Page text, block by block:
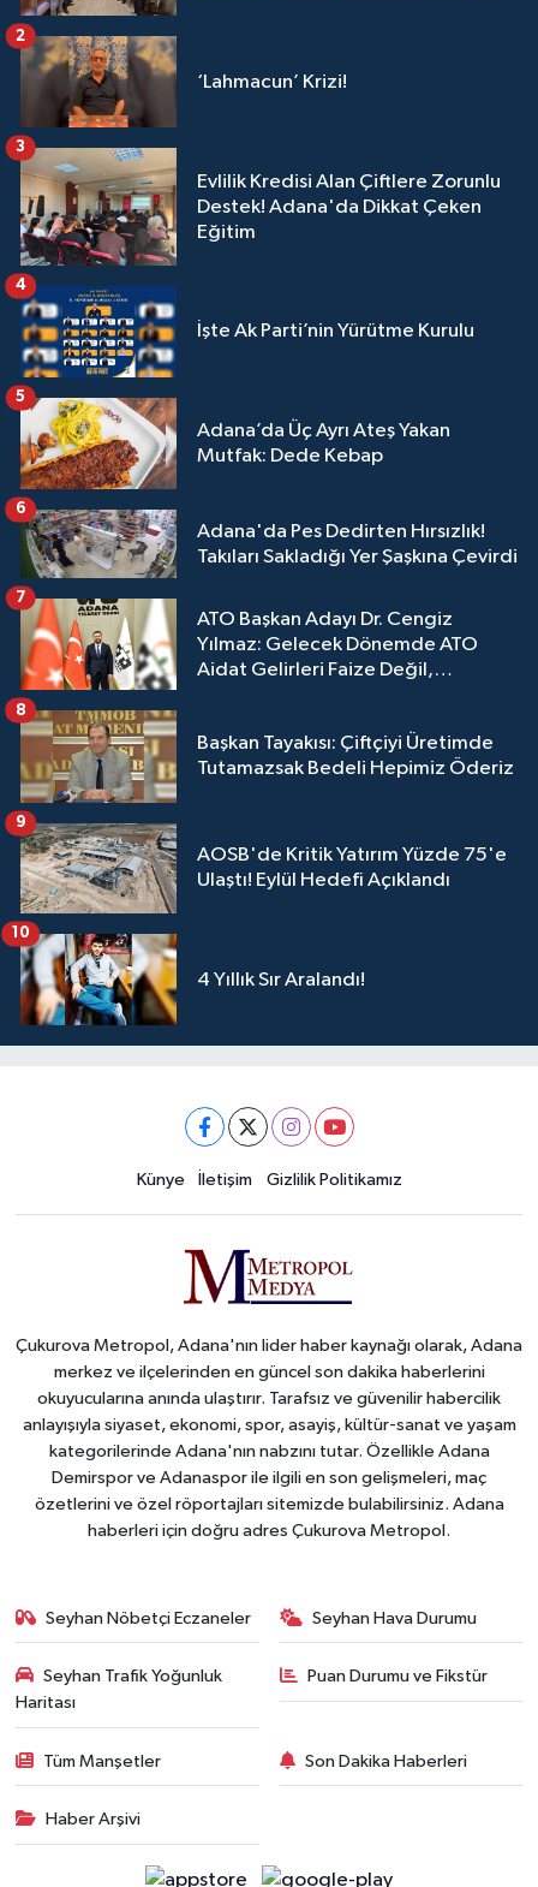
‘Lahmacun’ Krizi!
2
Evlilik Kredisi Alan Çiftlere Zorunlu
Destek! Adana'da Dikkat Çeken
Eğitim
3
İşte Ak Parti’nin Yürütme Kurulu
4
Adana’da Üç Ayrı Ateş Yakan
Mutfak: Dede Kebap
5
Adana'da Pes Dedirten Hırsızlık!
Takıları Sakladığı Yer Şaşkına Çevirdi
6
ATO Başkan Adayı Dr. Cengiz
Yılmaz: Gelecek Dönemde ATO
Aidat Gelirleri Faize Değil,
7
Başkan Tayakısı: Çiftçiyi Üretimde
Tutamazsak Bedeli Hepimiz Öderiz
8
AOSB'de Kritik Yatırım Yüzde 75'e
Ulaştı! Eylül Hedefi Açıklandı
9
4 Yıllık Sır Aralandı!
10
Künye İletişim Gizlilik Politikamız
Çukurova Metropol, Adana'nın lider haber kaynağı olarak, Adana
merkez ve ilçelerinden en güncel son dakika haberlerini
okuyucularına anında ulaştırır. Tarafsız ve güvenilir habercilik
anlayışıyla siyaset, ekonomi, spor, asayiş, kültür-sanat ve yaşam
kategorilerinde Adana'nın nabzını tutar. Özellikle Adana
Demirspor ve Adanaspor ile ilgili en son gelişmeleri, maç
özetlerini ve özel röportajları sitemizde bulabilirsiniz. Adana
haberleri için doğru adres Çukurova Metropol.
Seyhan Nöbetçi Eczaneler Seyhan Hava Durumu
Seyhan Trafik Yoğunluk
Haritası
Puan Durumu ve Fikstür
Tüm Manşetler Son Dakika Haberleri
Haber Arşivi